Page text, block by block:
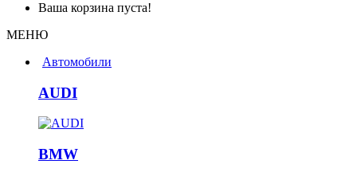
Ваша корзина пуста!
МЕНЮ
Автомобили
AUDI
BMW